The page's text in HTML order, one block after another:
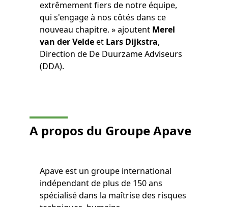
extrêmement fiers de notre équipe,
qui s'engage à nos côtés dans ce
nouveau chapitre. » ajoutent Merel
van der Veldeet Lars Dijkstra,
Direction de De Duurzame Adviseurs
(DDA).
A propos du Groupe Apave
Apave est un groupe international
indépendant de plus de 150 ans
spécialisé dans la maîtrise des risques